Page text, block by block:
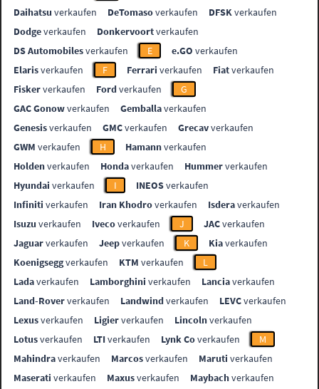
Daihatsu verkaufen DeTomasoverkaufen DFSKverkaufen
Dodgeverkaufen Donkervoortverkaufen
DS Automobilesverkaufen E e.GO verkaufen
Elarisverkaufen F Ferrari verkaufen Fiatverkaufen
Fiskerverkaufen Fordverkaufen
G
GAC Gonowverkaufen Gemballaverkaufen
Genesisverkaufen GMCverkaufen Grecavverkaufen
GWM verkaufen H Hamannverkaufen
Holdenverkaufen Hondaverkaufen Hummerverkaufen
Hyundai verkaufen I INEOSverkaufen
Infiniti verkaufen Iran Khodroverkaufen Isderaverkaufen
Isuzu verkaufen Ivecoverkaufen J JACverkaufen
Jaguarverkaufen Jeepverkaufen K Kiaverkaufen
Koenigseggverkaufen KTM verkaufen
L
Ladaverkaufen Lamborghini verkaufen Lanciaverkaufen
Land-Roververkaufen Landwindverkaufen LEVCverkaufen
Lexusverkaufen Ligierverkaufen Lincolnverkaufen
Lotusverkaufen LTIverkaufen Lynk Coverkaufen
M
Mahindraverkaufen Marcosverkaufen Maruti verkaufen
Maserati verkaufen Maxusverkaufen Maybachverkaufen